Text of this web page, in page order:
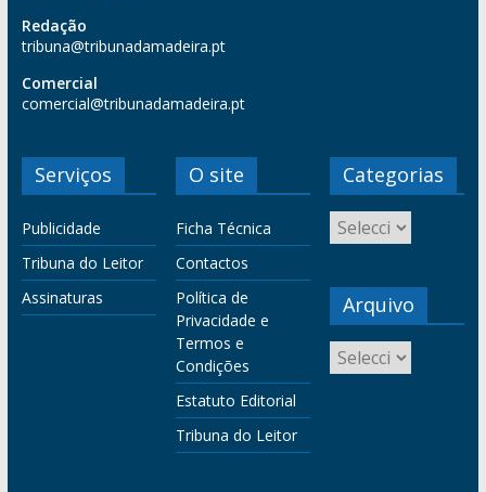
Redação
tribuna@tribunadamadeira.pt
Comercial
comercial@tribunadamadeira.pt
Serviços
Publicidade
Tribuna do Leitor
Assinaturas
O site
Ficha Técnica
Contactos
Política de
Privacidade e
Termos e
Condições
Estatuto Editorial
Tribuna do Leitor
Categorias
Arquivo